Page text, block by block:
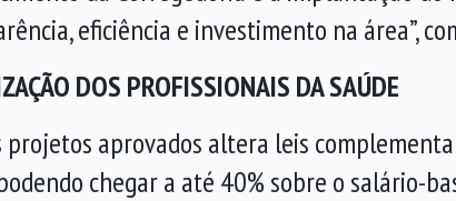
eficiência e investimento na área”,
DOS PROFISSIONAIS DA SAÚDE
projetos aprovados altera leis
chegar a até 40% sobre o salário-